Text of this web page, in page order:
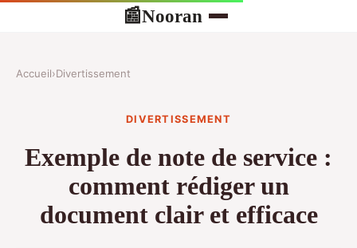
📰Nooran
Accueil›Divertissement
DIVERTISSEMENT
Exemple de note de service :
comment rédiger un
document clair et efficace